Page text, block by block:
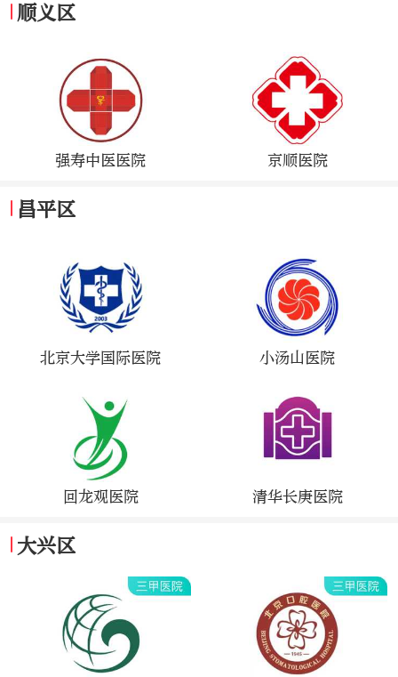
顺义区
强寿中医医院 京顺医院
昌平区
北京大学国际医院 小汤山医院
回龙观医院 清华长庚医院
大兴区